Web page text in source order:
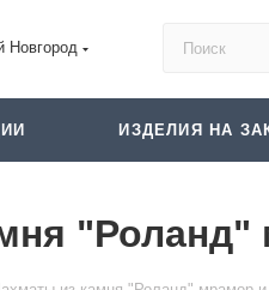
Новгород
ИЗДЕЛИЯ НА
"Роланд"